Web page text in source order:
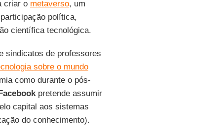
criar o metaverso, um
política,
científica tecnológica.
sindicatos de professores
sobre o mundo
como durante o pós-
pretende assumir
capital aos sistemas
do conhecimento).